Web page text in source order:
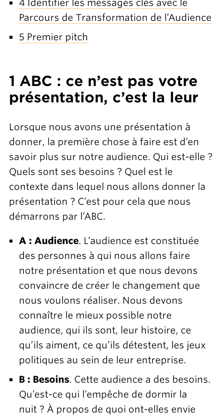
4 Identifier les messages clés avec le
Parcours de Transformation de l’Audience
5 Premier pitch
1 ABC : ce n’est pas votre
présentation, c’est la leur
Lorsque nous avons une présentation à
donner, la première chose à faire est d’en
savoir plus sur notre audience. Qui est-elle ?
Quels sont ses besoins ? Quel est le
contexte dans lequel nous allons donner la
présentation ? C’est pour cela que nous
démarrons par l’ABC.
A : Audience. L’audience est constituée
des personnes à qui nous allons faire
notre présentation et que nous devons
convaincre de créer le changement que
nous voulons réaliser. Nous devons
connaître le mieux possible notre
audience, qui ils sont, leur histoire, ce
qu’ils aiment, ce qu’ils détestent, les jeux
politiques au sein de leur entreprise.
B : Besoins. Cette audience a des besoins.
Qu’est-ce qui l’empêche de dormir la
nuit ? À propos de quoi ont-elles envie